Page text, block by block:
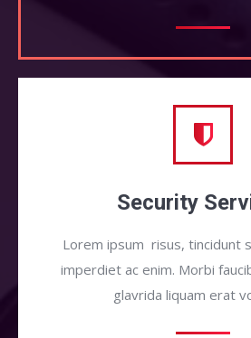
Security
Lorem ipsum risus, tincidunt
imperdiet ac enim. Morbi
glavrida liquam erat